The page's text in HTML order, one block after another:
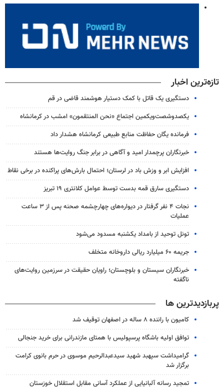
تازه‌ترین اخبار
دستگیری یک قاتل با کمک دستیار هوشمند قاضی در قم
یکصدوشصت‌ویکمین اجتماع «نحن المنتقمون» امشب در کرمانشاه
فرمانده یگان حفاظت منابع طبیعی کرمانشاه هشدار داد
خبرنگاران پرچمدار امید و آگاهی در برابر جنگ روایت‌ها هستند
افزایش ابر و وزش باد در لرستان؛ احتمال بارش‌های پراکنده در برخی نقاط
دستگیری سارق قمه بدست توسط عوامل کلانتری ۱۹ تبریز
نجات ۴ نفر گرفتار در دیواره‌های چهارچشمه صحنه پس از ۳ ساعت
عملیات
تونل توحید از بامداد یکشنبه مسدود می‌شود
جریمه ۶۰ میلیارد ریالی داروخانه متخلف
خبرنگاران سیستان و بلوچستان؛ راویان حقیقت در سرزمین روایت‌های
ناگفته
پربازدیدترین ها
کامیون با راننده ۸ ساله در اصفهان توقیف شد
توافق اولیه باشگاه پرسپولیس با همتای مازندرانی برای خرید جنجالی
گرامیداشت سپهبد شهید سیدعبدالرحیم موسوی در حرم بانوی کرامت
برگزار شد
تمجید رسانه آلبانیایی از عملکرد آسانی مقابل استقلال خوزستان